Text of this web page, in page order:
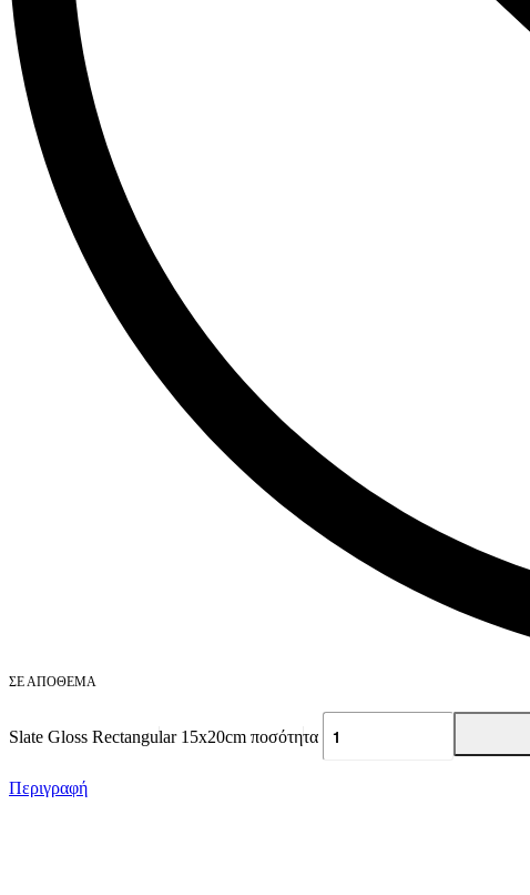
ΣΕ ΑΠΌΘΕΜΑ
Slate Gloss Rectangular 15x20cm ποσότητα
Περιγραφή